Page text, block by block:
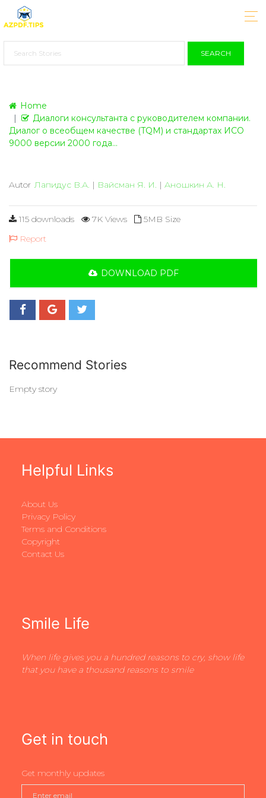
SEARCH
Home
Диалоги консультанта с руководителем компании.
Диалог о всеобщем качестве (TQM) и стандартах ИСО
9000 версии 2000 года...
Autor Лапидус В.А. | Вайсман Я. И. | Аношкин А. Н.
115 downloads 7K Views
5MB Size
Report
DOWNLOAD PDF
Recommend Stories
Empty story
Helpful Links
About Us
Privacy Policy
Terms and Conditions
Copyright
Contact Us
Smile Life
When life gives you a hundred reasons to cry, show life
that you have a thousand reasons to smile
Get in touch
Get monthly updates